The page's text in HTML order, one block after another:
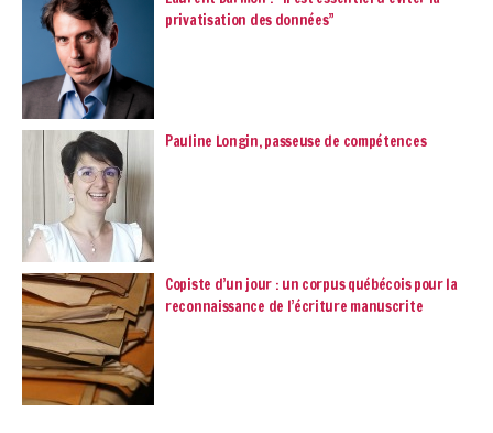
privatisation des données”
Pauline Longin, passeuse de compétences
Copiste d’un jour : un corpus québécois pour la
reconnaissance de l’écriture manuscrite